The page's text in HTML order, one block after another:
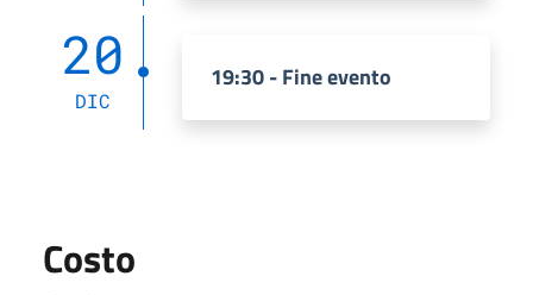
20
DIC
19:30 - Fine evento
Costo